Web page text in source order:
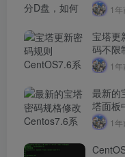
1年
宝塔更
码不限
1年
最新的
塔面板
度文本
1年